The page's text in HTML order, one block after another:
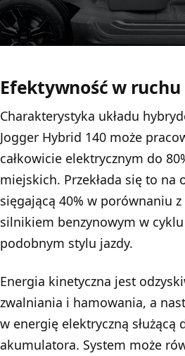
Efektywność w
Charakterystyka układu
Jogger Hybrid 140 może
całkowicie elektrycznym do
miejskich. Przekłada się to na
sięgającą 40% w porównaniu
silnikiem benzynowym w
podobnym stylu jazdy.
Energia kinetyczna jest
zwalniania i hamowania, a
w energię elektryczną służącą
akumulatora. System może